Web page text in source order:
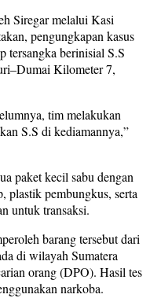
Siregar melalui Kasi
pengungkapan kasus
tersangka berinisial S.S
Kilometer 7,
tim melakukan
S.S di kediamannya,”
paket kecil sabu dengan
plastik pembungkus, serta
untuk transaksi.
barang tersebut dari
di wilayah Sumatera
orang (DPO). Hasil tes
narkoba.